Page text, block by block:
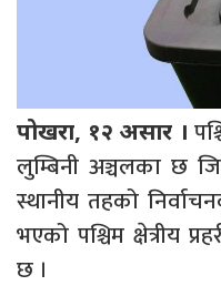
पोखरा, १२ असार ।
लुम्बिनी अञ्चलका छ
स्थानीय तहको
भएको पश्चिम क्षेत्रीय
छ ।